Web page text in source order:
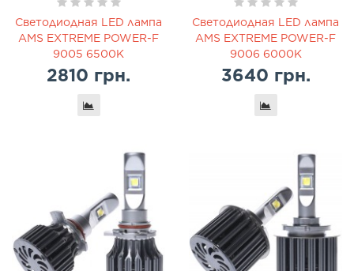
Светодиодная LED лампа
AMS EXTREME POWER-F
9005 6500K
2810 грн.
Светодиодная LED лампа
AMS EXTREME POWER-F
9006 6000K
3640 грн.